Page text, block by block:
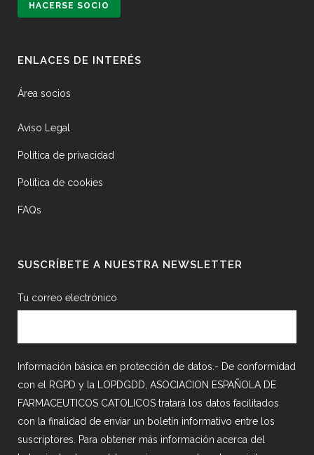
HACERSE SOCIO
ENLACES DE INTERÉS
Área socios
Aviso Legal
Política de privacidad
Política de cookies
FAQs
SUSCRÍBETE A NUESTRA NEWSLETTER
Tu correo electrónico
Información básica en protección de datos.- De conformidad
con el RGPD y la LOPDGDD, ASOCIACION ESPAÑOLA DE
FARMACEUTICOS CATOLICOS tratará los datos facilitados
con la finalidad de enviar un boletín informativo entre los
suscriptores. Para obtener más información acerca del